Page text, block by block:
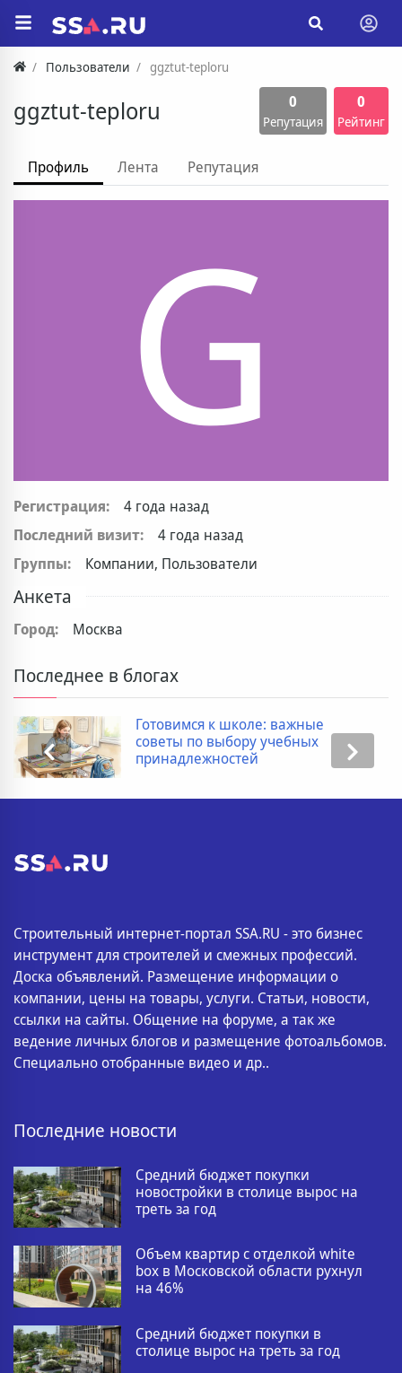
Пользователи ggztut-teploru
ggztut-teploru 0
Репутация
0
Рейтинг
Профиль Лента Репутация
G
Регистрация:
4 года назад
Последний визит:
4 года назад
Группы:
Компании, Пользователи
Анкета
Город: Москва
Последнее в блогах
Готовимся к школе: важные
советы по выбору учебных
принадлежностей
Строительный интернет-портал SSA.RU - это бизнес
инструмент для строителей и смежных профессий.
Доска объявлений. Размещение информации о
компании, цены на товары, услуги. Статьи, новости,
ссылки на сайты. Общение на форуме, а так же
ведение личных блогов и размещение фотоальбомов.
Специально отобранные видео и др..
Последние новости
Средний бюджет покупки
новостройки в столице вырос на
треть за год
Объем квартир с отделкой white
box в Московской области рухнул
на 46%
Средний бюджет покупки в
столице вырос на треть за год